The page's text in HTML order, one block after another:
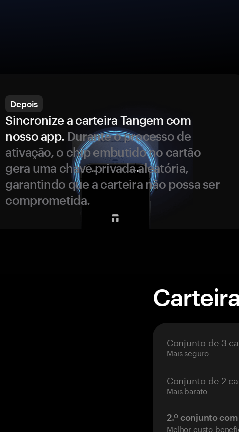
Depois
Sincronize a carteira Tangem com
nosso app. Durante o processo de
ativação, o chip embutido no cartão
gera uma chave privada aleatória,
garantindo que a carteira não possa ser
comprometida.
Conjunto de 3
Mais seguro
Conjunto de 2
Mais barato
2.º conjunto
Melhor custo-